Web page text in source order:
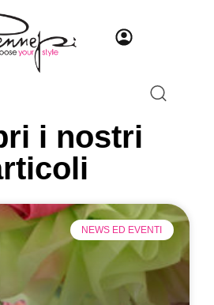
i nostri
NEWS ED EVENTI